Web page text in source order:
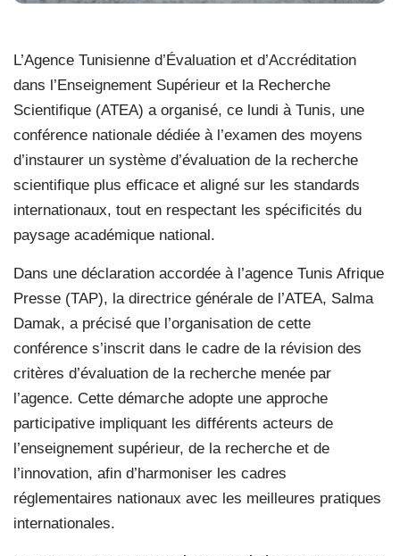
L’Agence Tunisienne d’Évaluation et d’Accréditation
dans l’Enseignement Supérieur et la Recherche
Scientifique (ATEA) a organisé, ce lundi à Tunis, une
conférence nationale dédiée à l’examen des moyens
d’instaurer un système d’évaluation de la recherche
scientifique plus efficace et aligné sur les standards
internationaux, tout en respectant les spécificités du
paysage académique national.
Dans une déclaration accordée à l’agence Tunis Afrique
Presse (TAP), la directrice générale de l’ATEA, Salma
Damak, a précisé que l’organisation de cette
conférence s’inscrit dans le cadre de la révision des
critères d’évaluation de la recherche menée par
l’agence. Cette démarche adopte une approche
participative impliquant les différents acteurs de
l’enseignement supérieur, de la recherche et de
l’innovation, afin d’harmoniser les cadres
réglementaires nationaux avec les meilleures pratiques
internationales.